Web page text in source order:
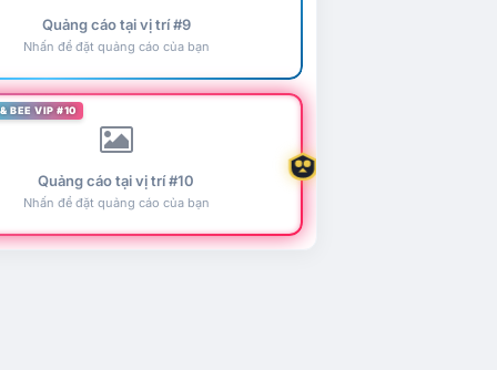
Quảng cáo tại vị trí #9
Nhấn để đặt quảng cáo của bạn
BEE VIP #10
Quảng cáo tại vị trí #10
Nhấn để đặt quảng cáo của bạn